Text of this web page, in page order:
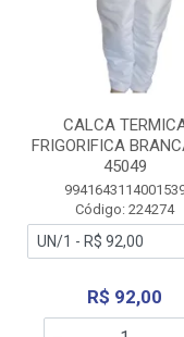
CALCA
FRIGORIFICA
45049
Código: 224274
R$ 92,00